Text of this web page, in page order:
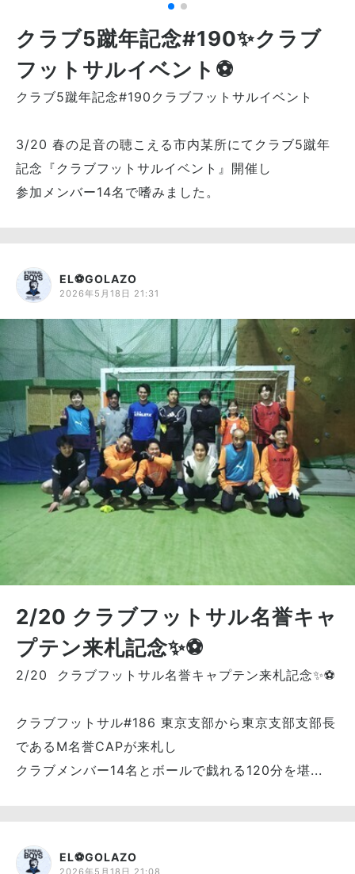
クラブ5蹴年記念#190✨クラブ
フットサルイベント⚽
クラブ5蹴年記念#190クラブフットサルイベント
3/20 春の足音の聴こえる市内某所にてクラブ5蹴年
記念『クラブフットサルイベント』開催し
参加メンバー14名で嗜みました。
EL⚽GOLAZO
2026年5月18日 21:31
2/20 クラブフットサル名誉キャ
プテン来札記念✨⚽
2/20 クラブフットサル名誉キャプテン来札記念✨⚽
クラブフットサル#186 東京支部から東京支部支部長
であるM名誉CAPが来札し
クラブメンバー14名とボールで戯れる120分を堪...
EL⚽GOLAZO
2026年5月18日 21:08